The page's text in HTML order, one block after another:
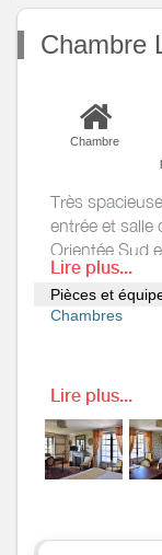
Chambre
Chambre
Très
entrée et salle
Orientée Sud
magnifique
Lire plus...
Pièces et
Chambres
Salle de
bains/Salle
d'eau
Lire plus...